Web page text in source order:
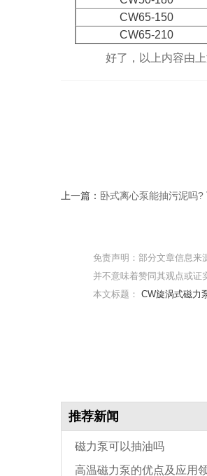
CW65-150
CW65-210
好了，以上内容由上
上一篇： 卧式离心泵能抽污泥吗?
免责声明：部分文章信息来
并不意味着赞同其观点或证
本文标题： CW旋涡式磁力
推荐新闻
磁力泵可以抽油吗
高温磁力泵的优点及应用